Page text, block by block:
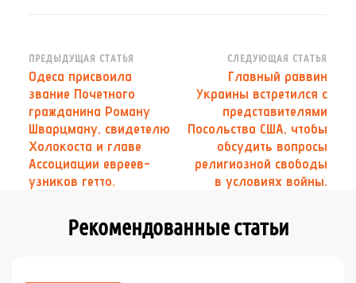
Навигация
по
записям
ПРЕДЫДУЩАЯ СТАТЬЯ
Одеса присвоила
звание Почетного
гражданина Роману
Шварцману, свидетелю
Холокоста и главе
Ассоциации евреев-
узников гетто.
СЛЕДУЮЩАЯ СТАТЬЯ
Главный раввин
Украины встретился с
представителями
Посольства США, чтобы
обсудить вопросы
религиозной свободы
в условиях войны.
Рекомендованные статьи